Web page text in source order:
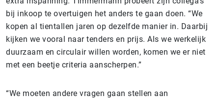
bij inkoop te overtuigen het anders te gaan doen. “We
kopen al tientallen jaren op dezelfde manier in. Daarbij
kijken we vooral naar tenders en prijs. Als we werkelijk
duurzaam en circulair willen worden, komen we er niet
met een beetje criteria aanscherpen.”
“We moeten andere vragen gaan stellen aan